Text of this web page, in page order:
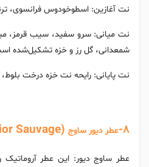
نت آغازین: اسطوخودوس فرانسوی،
نت میانی: سرو سفید، سیب قرمز،‌
شمعدانی، گل رز و خزه تشکیل‌شده
نت پایانی: رایحه نت خزه درخت
8- عطر دیور ساوج (Dior Sauvage)
عطر ساوج دیور: این عطر آروماتیک